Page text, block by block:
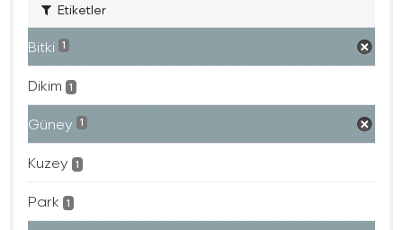
Etiketler
Bitki 1
Dikim 1
Güney 1
Kuzey 1
Park 1